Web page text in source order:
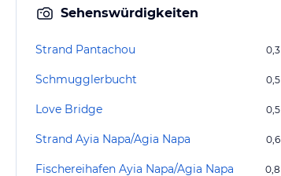
Sehenswürdigkeiten
Strand Pantachou 0,3
Schmugglerbucht 0,5
Love Bridge 0,5
Strand Ayia Napa/Agia Napa 0,6
Fischereihafen Ayia Napa/Agia Napa 0,8